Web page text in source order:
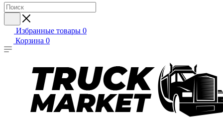
Избранные товары 0
Корзина 0